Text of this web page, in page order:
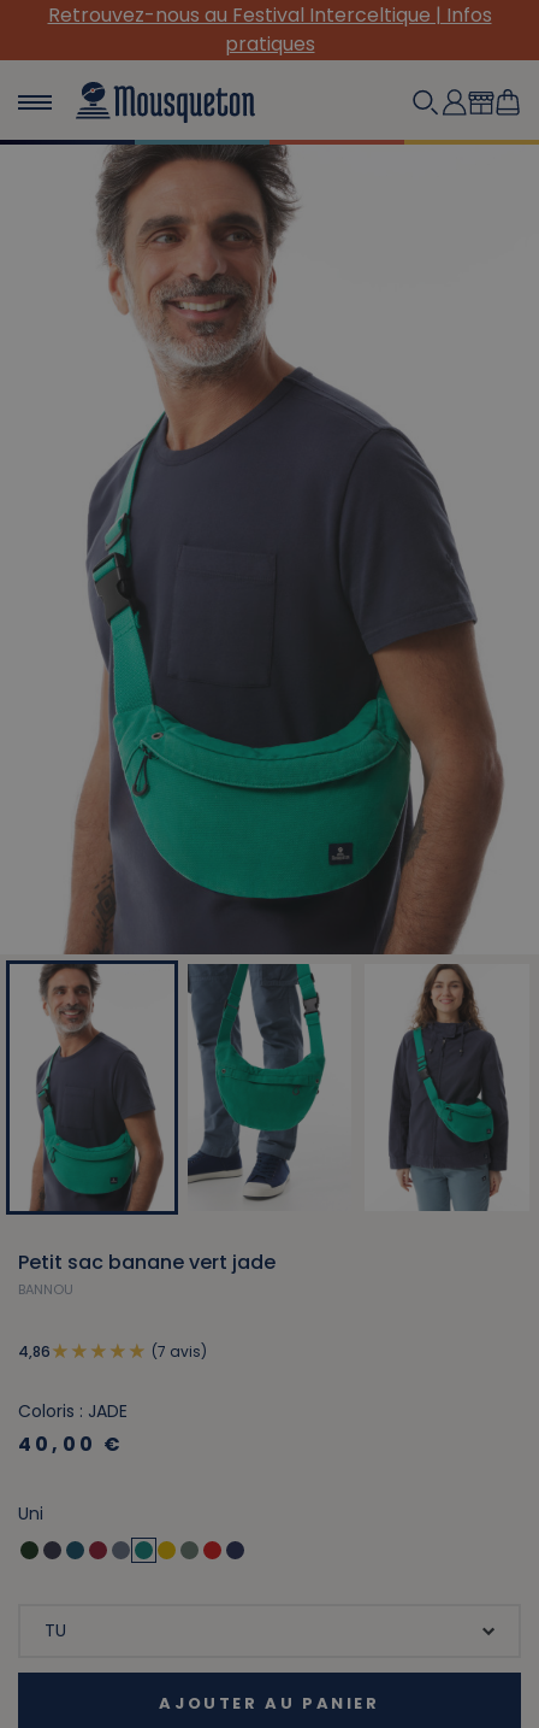
(Re) Découvrez nos INDISPENSABLES en toile !
Petit sac banane vert jade
BANNOU
4,86 (7 avis)
Coloris : JADE
40,00 €
Uni
AJOUTER AU PANIER